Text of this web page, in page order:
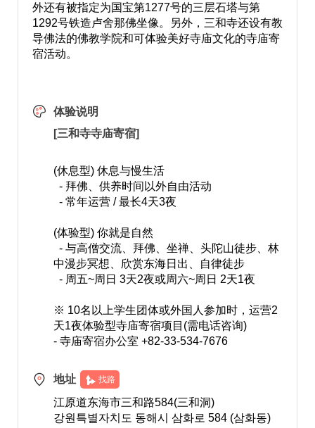
外还有被指定为国宝第1277号的三层石塔与第
1292号铁造卢舍那佛坐像。另外，三和寺还设有教
导佛法的佛教学院和可体验美好寺庙文化的寺庙寄
宿活动。
体验说明
[三和寺寺庙寄宿]
(休息型) 休息与慢生活
- 拜佛、供养时间以外自由活动
- 常年运营 / 最长4天3夜
(体验型) 你就是自然
- 与高僧交流、拜佛、坐禅、头陀山徒步、林
中漫步冥想、欣赏东海日出、自律徒步
- 周五~周日 3天2夜或周六~周日 2天1夜
※ 10名以上学生团体或外国人参加时，运营2
天1夜体验型寺庙寄宿项目(需电话咨询)
- 寺庙寄宿办公室 +82-33-534-7676
地址 找路
江原道东海市三和路584(三和洞)
강원특별자치도 동해시 삼화로 584 (삼화동)